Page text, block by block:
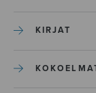
KIRJAT